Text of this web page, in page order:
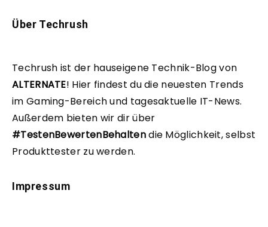
Über Techrush
Techrush ist der hauseigene Technik-Blog von
ALTERNATE! Hier findest du die neuesten Trends
im Gaming-Bereich und tagesaktuelle IT-News.
Außerdem bieten wir dir über
#TestenBewertenBehaltendie Möglichkeit, selbst
Produkttester zu werden.
Impressum